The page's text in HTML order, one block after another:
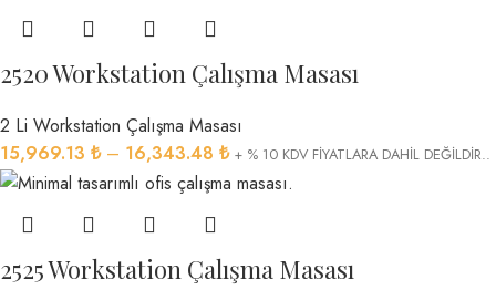
2520 Workstation Çalışma Masası
2 Li Workstation Çalışma Masası
15,969.13 ₺ – 16,343.48 ₺ + % 10 KDV FİYATLARA DAHİL DEĞİLDİR..
2525 Workstation Çalışma Masası